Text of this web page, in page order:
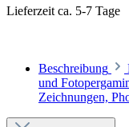
Lieferzeit ca. 5-7 Tage
Beschreibung
und
Zeichnungen,